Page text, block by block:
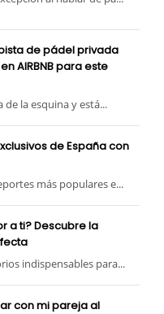
de pádel privada
AIRBNB para este
de la esquina y está...
de España con
más populares e...
a ti? Descubre la
indispensables para...
con mi pareja al